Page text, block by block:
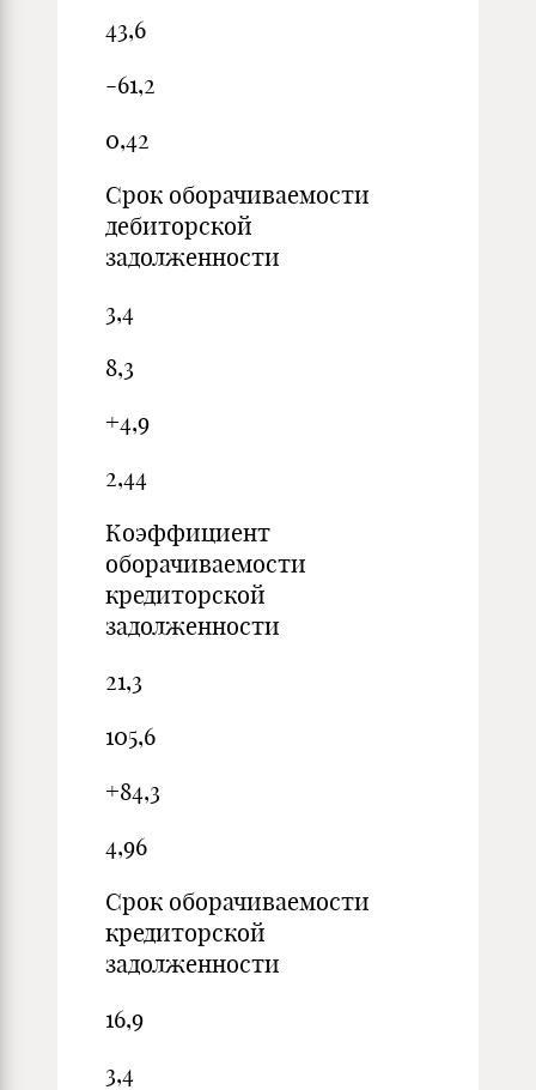
43,6
-61,2
0,42
Срок оборачиваемости
дебиторской
задолженности
3,4
8,3
+4,9
2,44
Коэффициент
оборачиваемости
кредиторской
задолженности
21,3
105,6
+84,3
4,96
Срок оборачиваемости
кредиторской
задолженности
16,9
3,4